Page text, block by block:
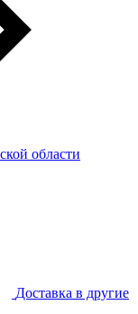
области
Доставка в другие